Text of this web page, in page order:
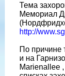
Тема
Мемориал
http://
По причине
и на
Marienallee